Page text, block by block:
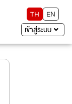
TH
EN
เข้าสู่ระบบ